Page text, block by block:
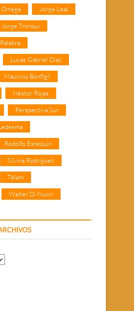
Ortega Jorge Leal
Jorge Tronqui
Lucas Gabriel Díaz
Mauricio Bonfigli
Néstor Rojas
Perspectiva Sur
Rodolfo Estequin
Silvina Rodríguez
Télam
Walter Di Nucci